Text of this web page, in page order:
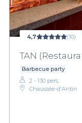
4,7 (10)
TAN
Barbecue party
2 - 130 pers.
Chaussée-d'Antin